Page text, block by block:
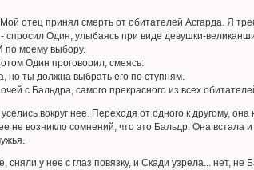
отец принял смерть от обитателей Асгарда. Я
Один, улыбаясь при виде девушки-
по моему выбору.
Один проговорил, смеясь:
ты должна выбрать его по ступням.
с Бальдра, самого прекрасного из всех
вокруг нее. Переходя от одного к другому,
не возникло сомнений, что это Бальдр. Она встала и
сняли у нее с глаз повязку, и Скади узрела... нет,